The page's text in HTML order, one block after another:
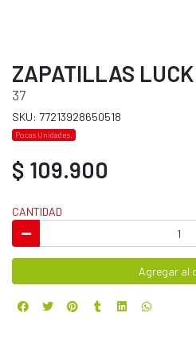
ZAPATILLAS
37
SKU: 77213928650518
Pocas Unidades.
$ 109.900
CANTIDAD
Agregar al